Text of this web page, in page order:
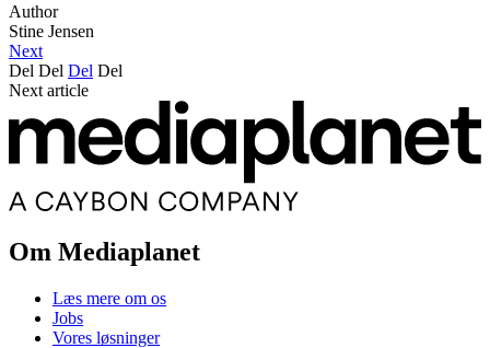
Author
Stine Jensen
Next
Del Del Del Del
Next article
Om Mediaplanet
Læs mere om os
Jobs
Vores løsninger